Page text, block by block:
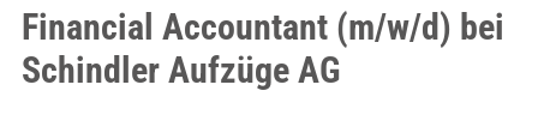
Financial Accountant (m/w/d) bei
Schindler Aufzüge AG